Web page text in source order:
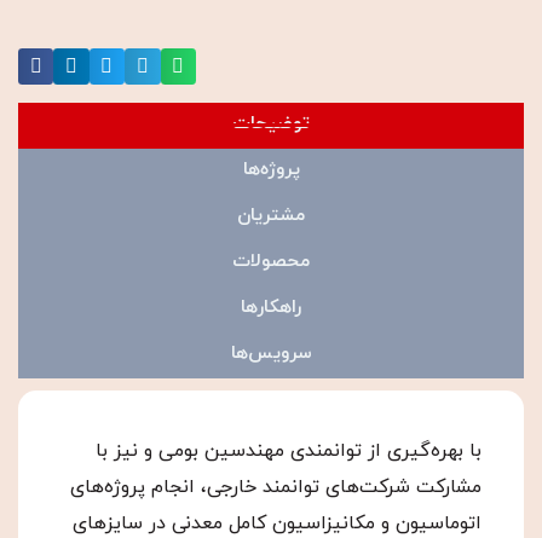
توضیحات
پروژه‌ها
مشتریان
محصولات
راهکارها
سرویس‌ها
با بهره‌گیری از توانمندی مهندسین بومی و نیز با
مشارکت شرکت‌های توانمند خارجی، انجام پروژه‌های
اتوماسیون و مکانیزاسیون کامل معدنی در سایزهای